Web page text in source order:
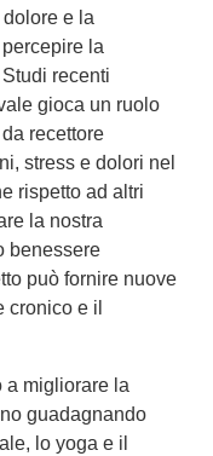
e la
la
recenti
gioca un ruolo
recettore
stress e dolori nel
rispetto ad altri
la nostra
benessere
può fornire nuove
cronico e il
a migliorare la
guadagnando
lo yoga e il